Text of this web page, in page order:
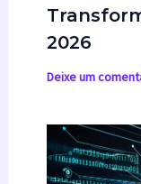
2026
Deixe um